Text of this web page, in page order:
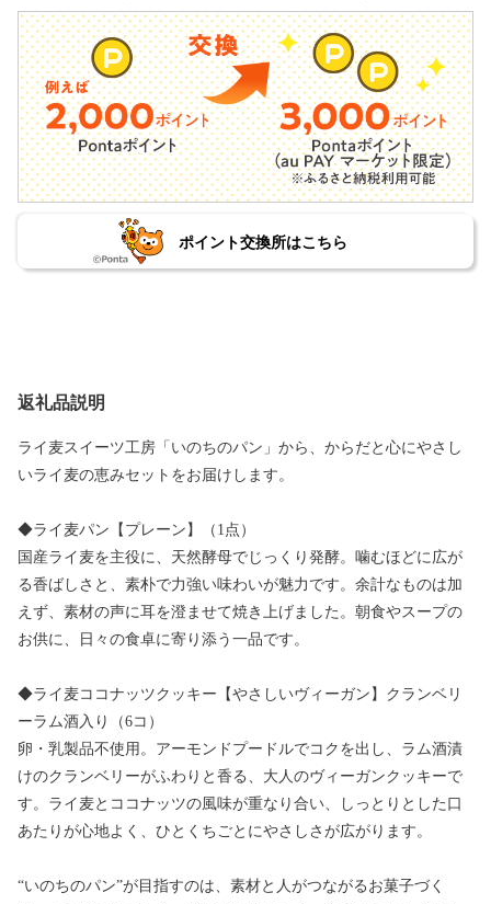
ポイント交換所はこちら
返礼品説明
ライ麦スイーツ工房「いのちのパン」から、からだと心にやさし
いライ麦の恵みセットをお届けします。
◆ライ麦パン【プレーン】（1点）
国産ライ麦を主役に、天然酵母でじっくり発酵。噛むほどに広が
る香ばしさと、素朴で力強い味わいが魅力です。余計なものは加
えず、素材の声に耳を澄ませて焼き上げました。朝食やスープの
お供に、日々の食卓に寄り添う一品です。
◆ライ麦ココナッツクッキー【やさしいヴィーガン】クランベリ
ーラム酒入り（6コ）
卵・乳製品不使用。アーモンドプードルでコクを出し、ラム酒漬
けのクランベリーがふわりと香る、大人のヴィーガンクッキーで
す。ライ麦とココナッツの風味が重なり合い、しっとりとした口
あたりが心地よく、ひとくちごとにやさしさが広がります。
“いのちのパン”が目指すのは、素材と人がつながるお菓子づく